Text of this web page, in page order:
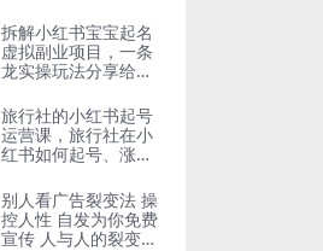
拆解小红书宝宝起名
虚拟副业项目，一条
龙实操玩法分享给你
旅行社的小红书起号
运营课，旅行社在小
红书如何起号、涨
别人看广告裂变法 操
控人性 自发为你免费
宣传 人与人的裂变才